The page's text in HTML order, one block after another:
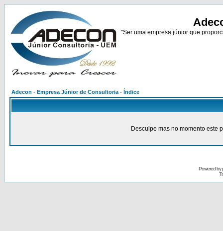
"Ser uma empresa júnior que
Adecon - Empresa Júnior de Consultoria - Índice
Desculpe mas no momento este
Powered by